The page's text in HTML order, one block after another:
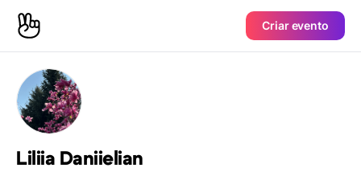
Criar evento
Liliia Daniielian